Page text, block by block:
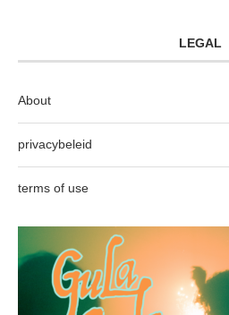
LEGAL
About
privacybeleid
terms of use